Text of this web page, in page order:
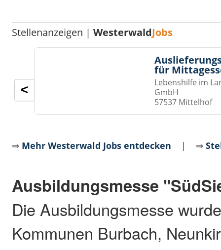
Stellenanzeigen |WesterwaldJobs
für
Lebenshilfe im
GmbH
57537 Mittelhof
<
⇒ Mehr Westerwald Jobs entdecken | ⇒
Ausbildungsmesse
Die Ausbildungsmesse
Kommunen Burbach,